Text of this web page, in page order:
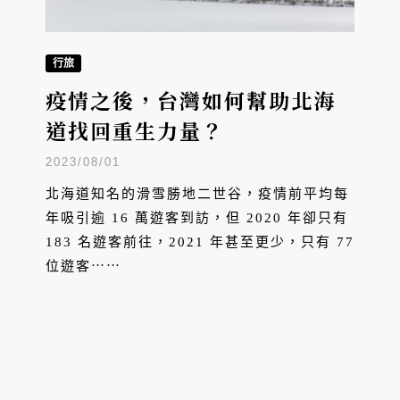
行旅
疫情之後，台灣如何幫助北海
道找回重生力量？
2023/08/01
北海道知名的滑雪勝地二世谷，疫情前平均每
年吸引逾 16 萬遊客到訪，但 2020 年卻只有
183 名遊客前往，2021 年甚至更少，只有 77
位遊客⋯⋯